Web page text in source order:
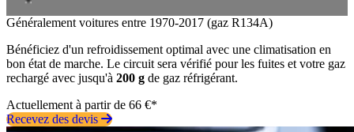
Généralement voitures entre 1970-2017 (gaz R134A)
Bénéficiez d'un refroidissement optimal avec une climatisation en
bon état de marche. Le circuit sera vérifié pour les fuites et votre gaz
rechargé avec jusqu'à 200 g de gaz réfrigérant.
Actuellement à partir de 66 €*
Recevez des devis